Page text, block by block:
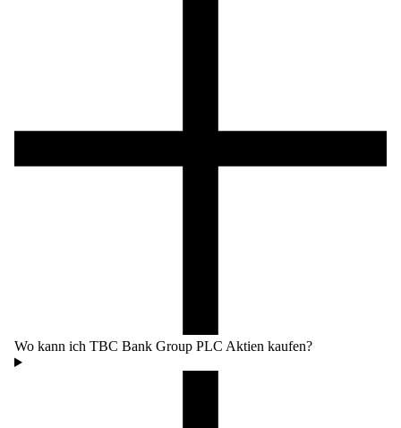
Wo kann ich TBC Bank Group PLC Aktien kaufen?